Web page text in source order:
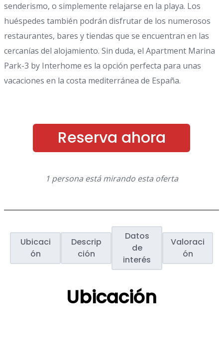
senderismo, o simplemente relajarse en la playa. Los
huéspedes también podrán disfrutar de los numerosos
restaurantes, bares y tiendas que se encuentran en las
cercanías del alojamiento. Sin duda, el Apartment Marina
Park-3 by Interhome es la opción perfecta para unas
vacaciones en la costa mediterránea de España.
Reserva ahora
1 persona está mirando esta oferta
Ubicaci
ón
Descrip
ción
Datos
de
interés
Valoraci
ón
Ubicación